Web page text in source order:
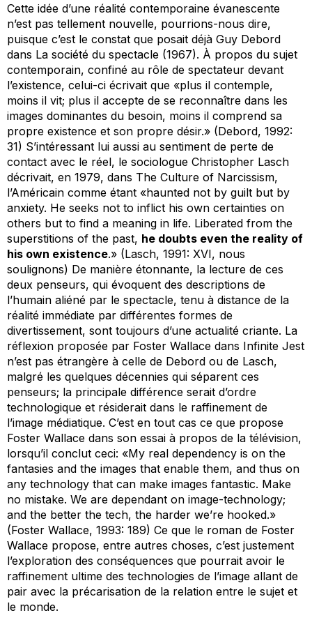
Cette idée d’une réalité contemporaine évanescente
n’est pas tellement nouvelle, pourrions-nous dire,
puisque c’est le constat que posait déjà Guy Debord
dans La société du spectacle (1967). À propos du sujet
contemporain, confiné au rôle de spectateur devant
l’existence, celui-ci écrivait que «plus il contemple,
moins il vit; plus il accepte de se reconnaître dans les
images dominantes du besoin, moins il comprend sa
propre existence et son propre désir.» (Debord, 1992:
31) S’intéressant lui aussi au sentiment de perte de
contact avec le réel, le sociologue Christopher Lasch
décrivait, en 1979, dans The Culture of Narcissism,
l’Américain comme étant «haunted not by guilt but by
anxiety. He seeks not to inflict his own certainties on
others but to find a meaning in life. Liberated from the
superstitions of the past, he doubts even the reality of
his own existence.» (Lasch, 1991: XVI, nous
soulignons) De manière étonnante, la lecture de ces
deux penseurs, qui évoquent des descriptions de
l’humain aliéné par le spectacle, tenu à distance de la
réalité immédiate par différentes formes de
divertissement, sont toujours d’une actualité criante. La
réflexion proposée par Foster Wallace dans Infinite Jest
n’est pas étrangère à celle de Debord ou de Lasch,
malgré les quelques décennies qui séparent ces
penseurs; la principale différence serait d’ordre
technologique et résiderait dans le raffinement de
l’image médiatique. C’est en tout cas ce que propose
Foster Wallace dans son essai à propos de la télévision,
lorsqu’il conclut ceci: «My real dependency is on the
fantasies and the images that enable them, and thus on
any technology that can make images fantastic. Make
no mistake. We are dependant on image-technology;
and the better the tech, the harder we’re hooked.»
(Foster Wallace, 1993: 189) Ce que le roman de Foster
Wallace propose, entre autres choses, c’est justement
l’exploration des conséquences que pourrait avoir le
raffinement ultime des technologies de l’image allant de
pair avec la précarisation de la relation entre le sujet et
le monde.